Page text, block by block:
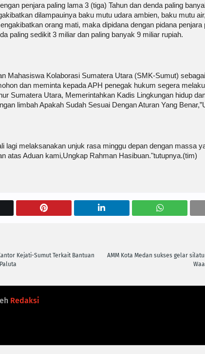
penjara paling lama 3 (tiga) Tahun dan denda paling
dilampauinya baku mutu udara ambien, baku mutu
orang mati, maka dipidana dengan pidana
paling sedikit 3 miliar dan paling banyak 9 miliar rupiah.
Mahasiswa Kolaborasi Sumatera Utara (SMK-Sumut)
dan meminta kepada APH penegak hukum segera
Sumatera Utara, Memerintahkan Kadis Lingkungan hidup
limbah Apakah Sudah Sesuai Dengan Aturan Yang
lagi melaksanakan unjuk rasa minggu depan dengan massa
atas Aduan kami,Ungkap Rahman Hasibuan."tutupnya.(tim)
AMM Kota Medan sukses gelar
Kejati-Sumut Terkait Bantuan
Redaksi